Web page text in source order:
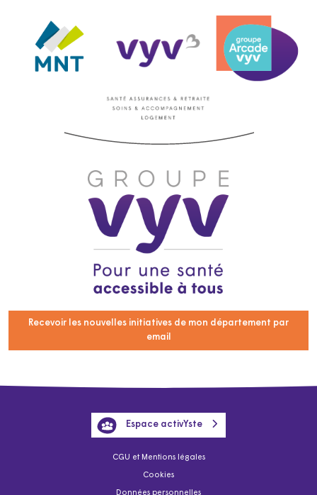
Recevoir les nouvelles initiatives de mon département par
email
CGU et Mentions légales
Cookies
Données personnelles
Espace activYste